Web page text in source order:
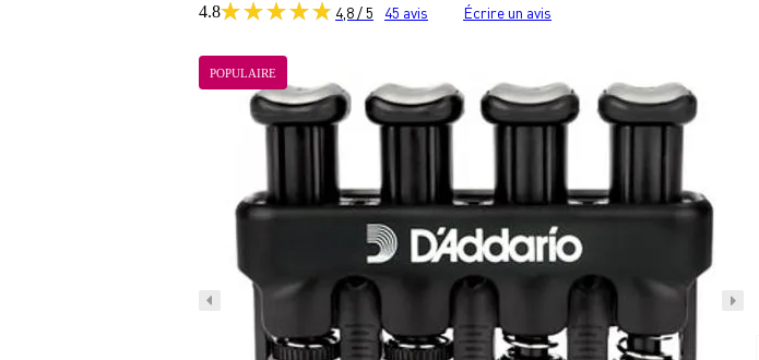
4.8 4,8 / 5 45 avis Écrire un avis
POPULAIRE